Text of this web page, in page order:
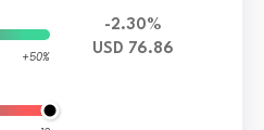
+50%
-2.30%
USD 76.86